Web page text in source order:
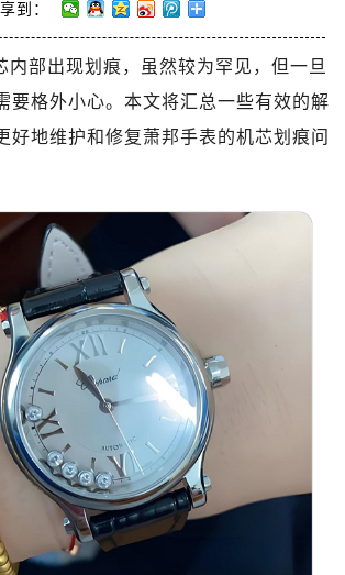
到：
内部出现划痕，虽然较为罕见，但一旦
要格外小心。本文将汇总一些有效的解
好地维护和修复萧邦手表的机芯划痕问